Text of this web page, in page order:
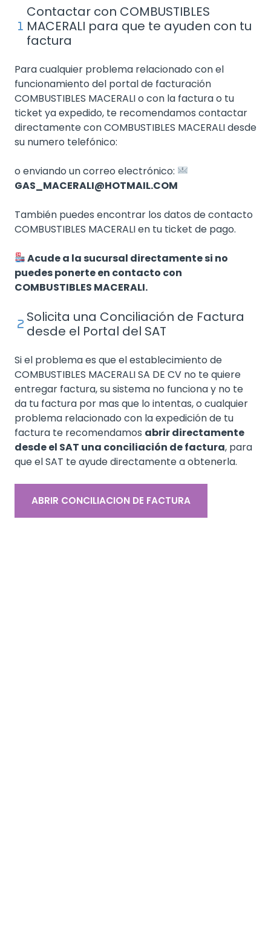
Contactar con COMBUSTIBLES
MACERALI para que te ayuden con tu
factura
Para cualquier problema relacionado con el
funcionamiento del portal de facturación
COMBUSTIBLES MACERALI o con la factura o tu
ticket ya expedido, te recomendamos contactar
directamente con COMBUSTIBLES MACERALI desde
su numero telefónico:
o enviando un correo electrónico:
GAS_MACERALI@HOTMAIL.COM
También puedes encontrar los datos de contacto
COMBUSTIBLES MACERALI en tu ticket de pago.
Acude a la sucursal directamente si no
puedes ponerte en contacto con
COMBUSTIBLES MACERALI.
Solicita una Conciliación de Factura
desde el Portal del SAT
Si el problema es que el establecimiento de
COMBUSTIBLES MACERALI SA DE CV no te quiere
entregar factura, su sistema no funciona y no te
da tu factura por mas que lo intentas, o cualquier
problema relacionado con la expedición de tu
factura te recomendamos abrir directamente
desde el SAT una conciliación de factura, para
que el SAT te ayude directamente a obtenerla.
ABRIR CONCILIACION DE FACTURA